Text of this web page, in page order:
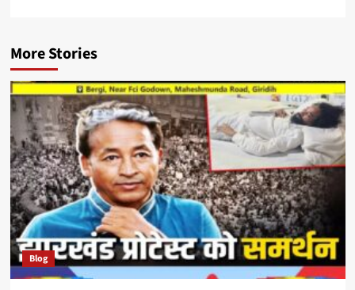
More Stories
Blog